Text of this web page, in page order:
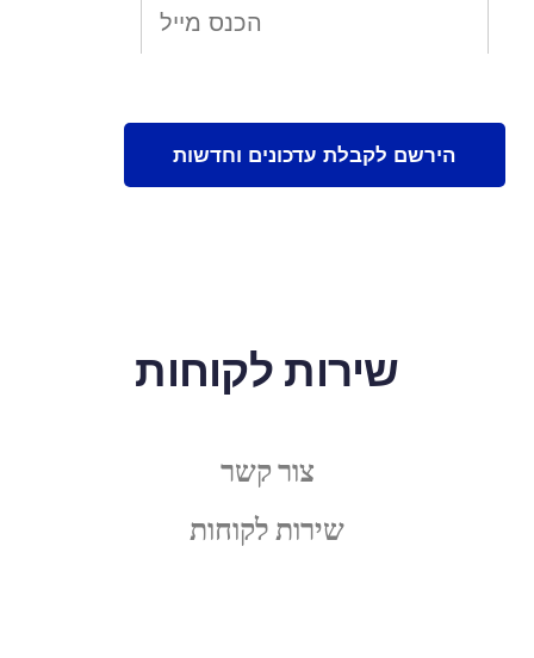
שירות לקוחות
צור קשר
שירות לקוחות